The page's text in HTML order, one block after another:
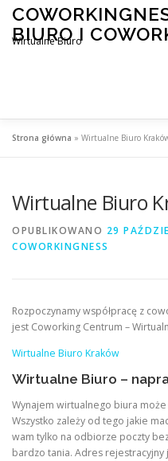
Przeskocz
treściBIURO I
Wirtualne Biuro
Strona główna » Wirtualne Biuro
Wirtualne Biuro
OPUBLIKOWANO 29
COWORKINGNESS
Rozpoczynamy współpracę z
jest Coworking Centrum –
Wirtualne Biuro Kraków
Wirtualne Biuro –
Wynajem wirtualnego biura może
Wszystko zależy od tego jakie
wam tylko na odbiorze poczty
bardzo tania. Adres